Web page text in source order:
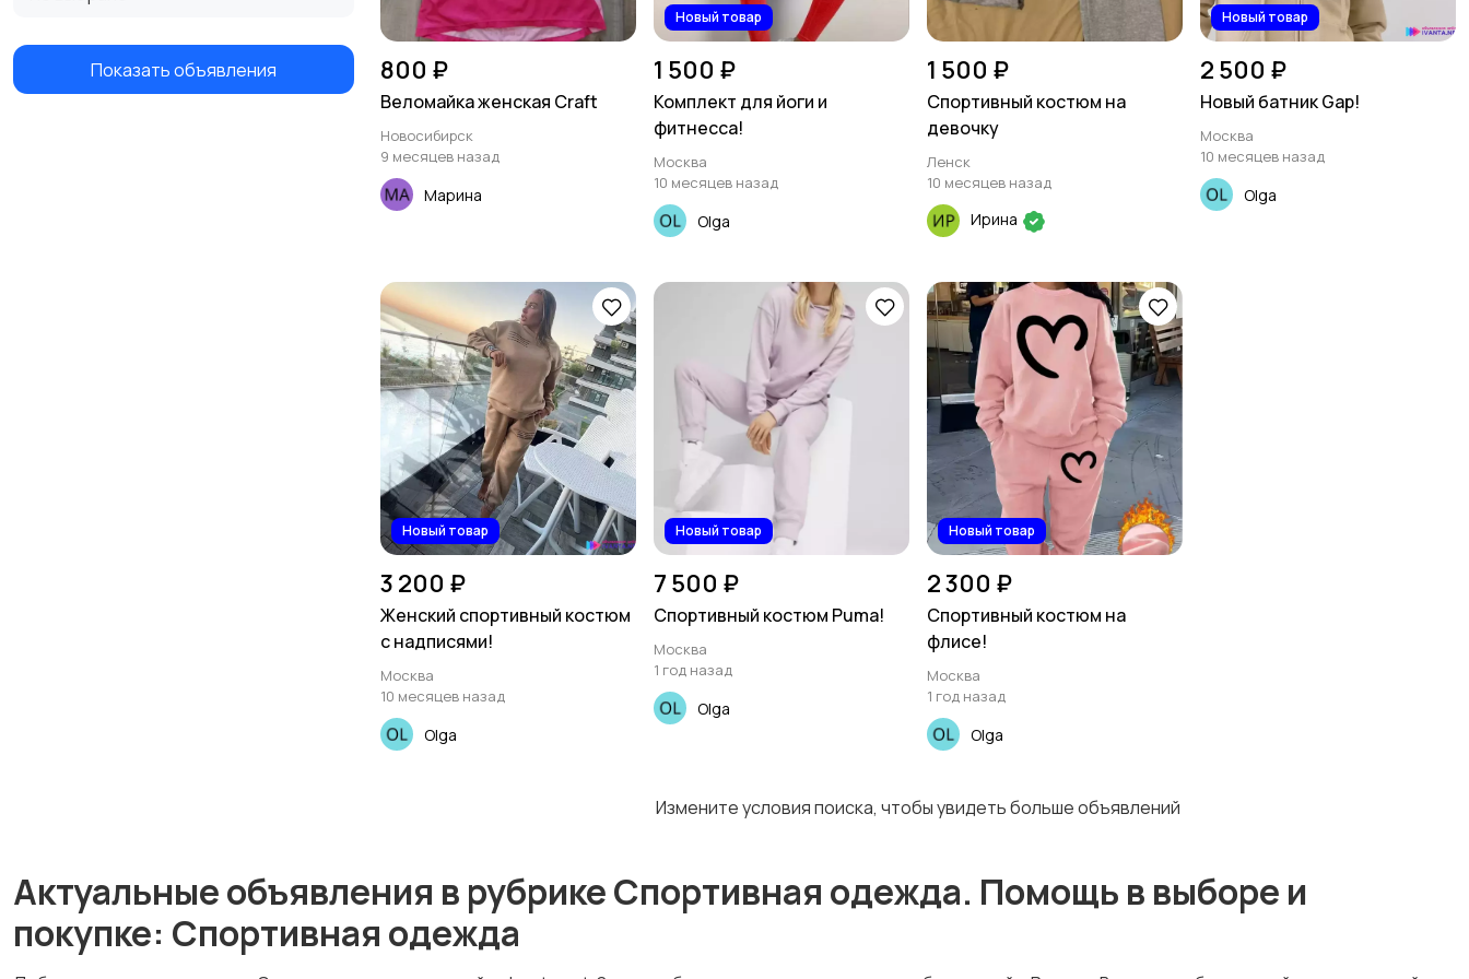
Показать объявления 800 ₽
Веломайка женская Craft
Новосибирск
9 месяцев назад
Марина
Новый товар
1 500 ₽
Комплект для йоги и
фитнесса!
Москва
10 месяцев назад
Olga
1 500 ₽
Спортивный костюм на
девочку
Ленск
10 месяцев назад
Ирина
Новый товар
2 500 ₽
Новый батник Gap!
Москва
10 месяцев назад
Olga
Новый товар
3 200 ₽
Женский спортивный костюм
с надписями!
Москва
10 месяцев назад
Olga
Новый товар
7 500 ₽
Спортивный костюм Puma!
Москва
1 год назад
Olga
Новый товар
2 300 ₽
Спортивный костюм на
флисе!
Москва
1 год назад
Olga
Измените условия поиска, чтобы увидеть больше объявлений
Актуальные объявления в рубрике Спортивная одежда. Помощь в выборе и
покупке: Спортивная одежда